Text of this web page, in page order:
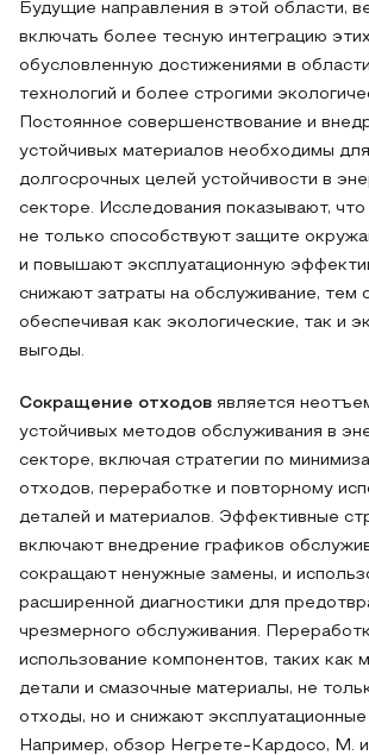
Будущие направления в этой области,
включать более тесную интеграцию
обусловленную достижениями в
технологий и более строгими
Постоянное совершенствование и
устойчивых материалов необходимы
долгосрочных целей устойчивости в
секторе. Исследования показывают,
не только способствуют защите
и повышают эксплуатационную
снижают затраты на обслуживание, тем
обеспечивая как экологические, так и
выгоды.
Сокращение отходов является
устойчивых методов обслуживания в
секторе, включая стратегии по
отходов, переработке и повторному
деталей и материалов. Эффективные
включают внедрение графиков
сокращают ненужные замены, и
расширенной диагностики для
чрезмерного обслуживания.
использование компонентов, таких как
детали и смазочные материалы, не
отходы, но и снижают
Например, обзор Негрете-Кардосо, М. и